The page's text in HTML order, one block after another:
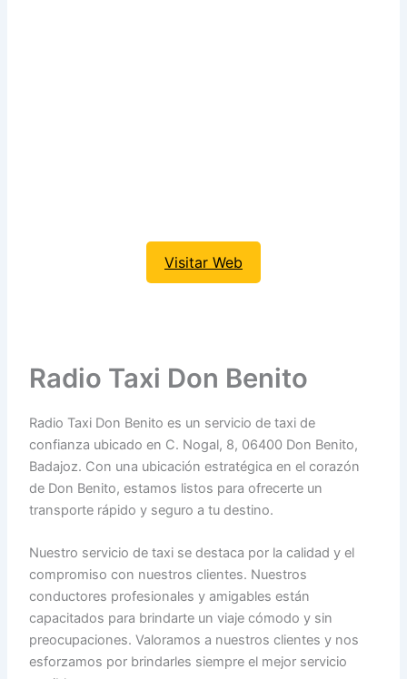
Visitar Web
Radio Taxi Don Benito
Radio Taxi Don Benito es un servicio de taxi de
confianza ubicado en C. Nogal, 8, 06400 Don Benito,
Badajoz. Con una ubicación estratégica en el corazón
de Don Benito, estamos listos para ofrecerte un
transporte rápido y seguro a tu destino.
Nuestro servicio de taxi se destaca por la calidad y el
compromiso con nuestros clientes. Nuestros
conductores profesionales y amigables están
capacitados para brindarte un viaje cómodo y sin
preocupaciones. Valoramos a nuestros clientes y nos
esforzamos por brindarles siempre el mejor servicio